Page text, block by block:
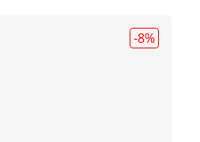
-8%